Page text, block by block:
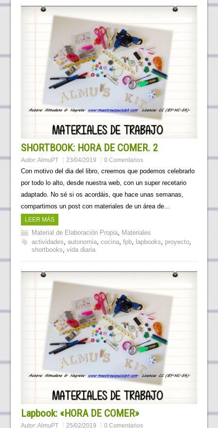
SHORTBOOK: HORA DE COMER. 2
Autor:AlmuPT 23/04/2019 0 Comentarios
Con motivo del dia del libro, creemos que podemos celebrarlo
por todo lo alto, desde nuestra web, con un super recetario
adaptado. No sé si os acordáis, que hace unas semanas,
compartimos un post con materiales de un área de…
LEER MÁS
Material de Elaboración Propia, Materiales
actividades, autonomia, cocina, fpb, lapbooks, proyecto,
shortbooks, vida diaria
Lapbook: «HORA DE COMER»
Autor:AlmuPT 25/02/2019 0 Comentarios